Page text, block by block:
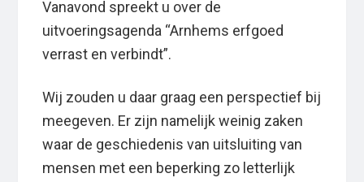
Vanavond spreekt u over de
uitvoeringsagenda “Arnhems erfgoed
verrast en verbindt”.
Wij zouden u daar graag een perspectief bij
meegeven. Er zijn namelijk weinig zaken
waar de geschiedenis van uitsluiting van
mensen met een beperking zo letterlijk